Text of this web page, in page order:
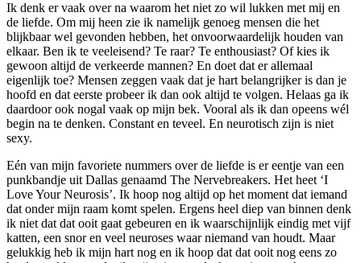
Ik denk er vaak over na waarom het niet zo wil lukken met mij en
de liefde. Om mij heen zie ik namelijk genoeg mensen die het
blijkbaar wel gevonden hebben, het onvoorwaardelijk houden van
elkaar. Ben ik te veeleisend? Te raar? Te enthousiast? Of kies ik
gewoon altijd de verkeerde mannen? En doet dat er allemaal
eigenlijk toe? Mensen zeggen vaak dat je hart belangrijker is dan je
hoofd en dat eerste probeer ik dan ook altijd te volgen. Helaas ga ik
daardoor ook nogal vaak op mijn bek. Vooral als ik dan opeens wél
begin na te denken. Constant en teveel. En neurotisch zijn is niet
sexy.
Eén van mijn favoriete nummers over de liefde is er eentje van een
punkbandje uit Dallas genaamd The Nervebreakers. Het heet ‘I
Love Your Neurosis’. Ik hoop nog altijd op het moment dat iemand
dat onder mijn raam komt spelen. Ergens heel diep van binnen denk
ik niet dat dat ooit gaat gebeuren en ik waarschijnlijk eindig met vijf
katten, een snor en veel neuroses waar niemand van houdt. Maar
gelukkig heb ik mijn hart nog en ik hoop dat dat ooit nog eens zo